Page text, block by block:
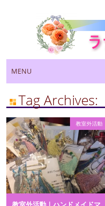
Main menu
to
MENU
Tag Archives:
教室外活動